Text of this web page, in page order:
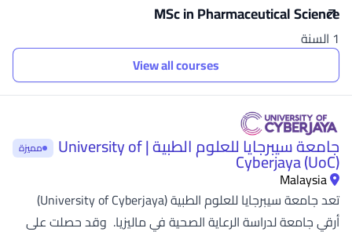
MSc in Pharmaceutical Science
1 السنة
View all courses
جامعة سيبرجايا للعلوم الطبية | University of
Cyberjaya (UoC) مميزة
Malaysia
تعد جامعة سيبرجايا للعلوم الطبية (University of Cyberjaya)
أرقي جامعة لدراسة الرعاية الصحية في ماليزيا. وقد حصلت على